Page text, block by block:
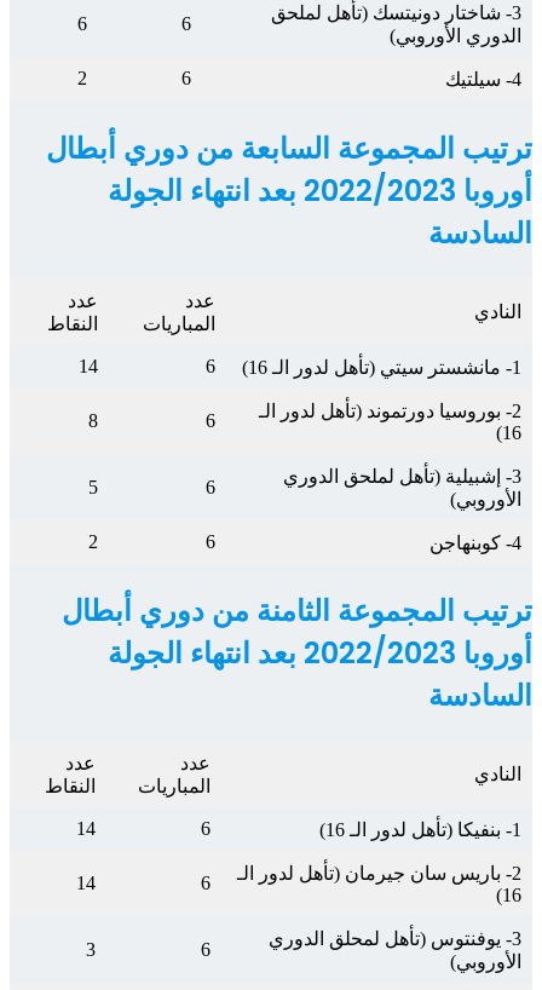
3- شاختار دونيتسك (تأهل لملحق
الدوري الأوروبي)
6
6
4- سيلتيك 6
2
ترتيب المجموعة السابعة من دوري أبطال
أوروبا 2022/2023 بعد انتهاء الجولة
السادسة
النادي
عدد
المباريات
عدد
النقاط
1- مانشستر سيتي (تأهل لدور الـ 16) 6
14
2- بوروسيا دورتموند (تأهل لدور الـ
16)
6
8
3- إشبيلية (تأهل لملحق الدوري
الأوروبي)
6
5
4- كوبنهاجن 6
2
ترتيب المجموعة الثامنة من دوري أبطال
أوروبا 2022/2023 بعد انتهاء الجولة
السادسة
النادي
عدد
المباريات
عدد
النقاط
1- بنفيكا (تأهل لدور الـ 16) 6
14
2- باريس سان جيرمان (تأهل لدور الـ
16)
6
14
3- يوفنتوس (تأهل لمحلق الدوري
الأوروبي)
6
3